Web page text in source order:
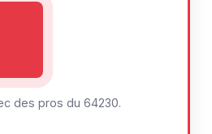
des pros du 64230.